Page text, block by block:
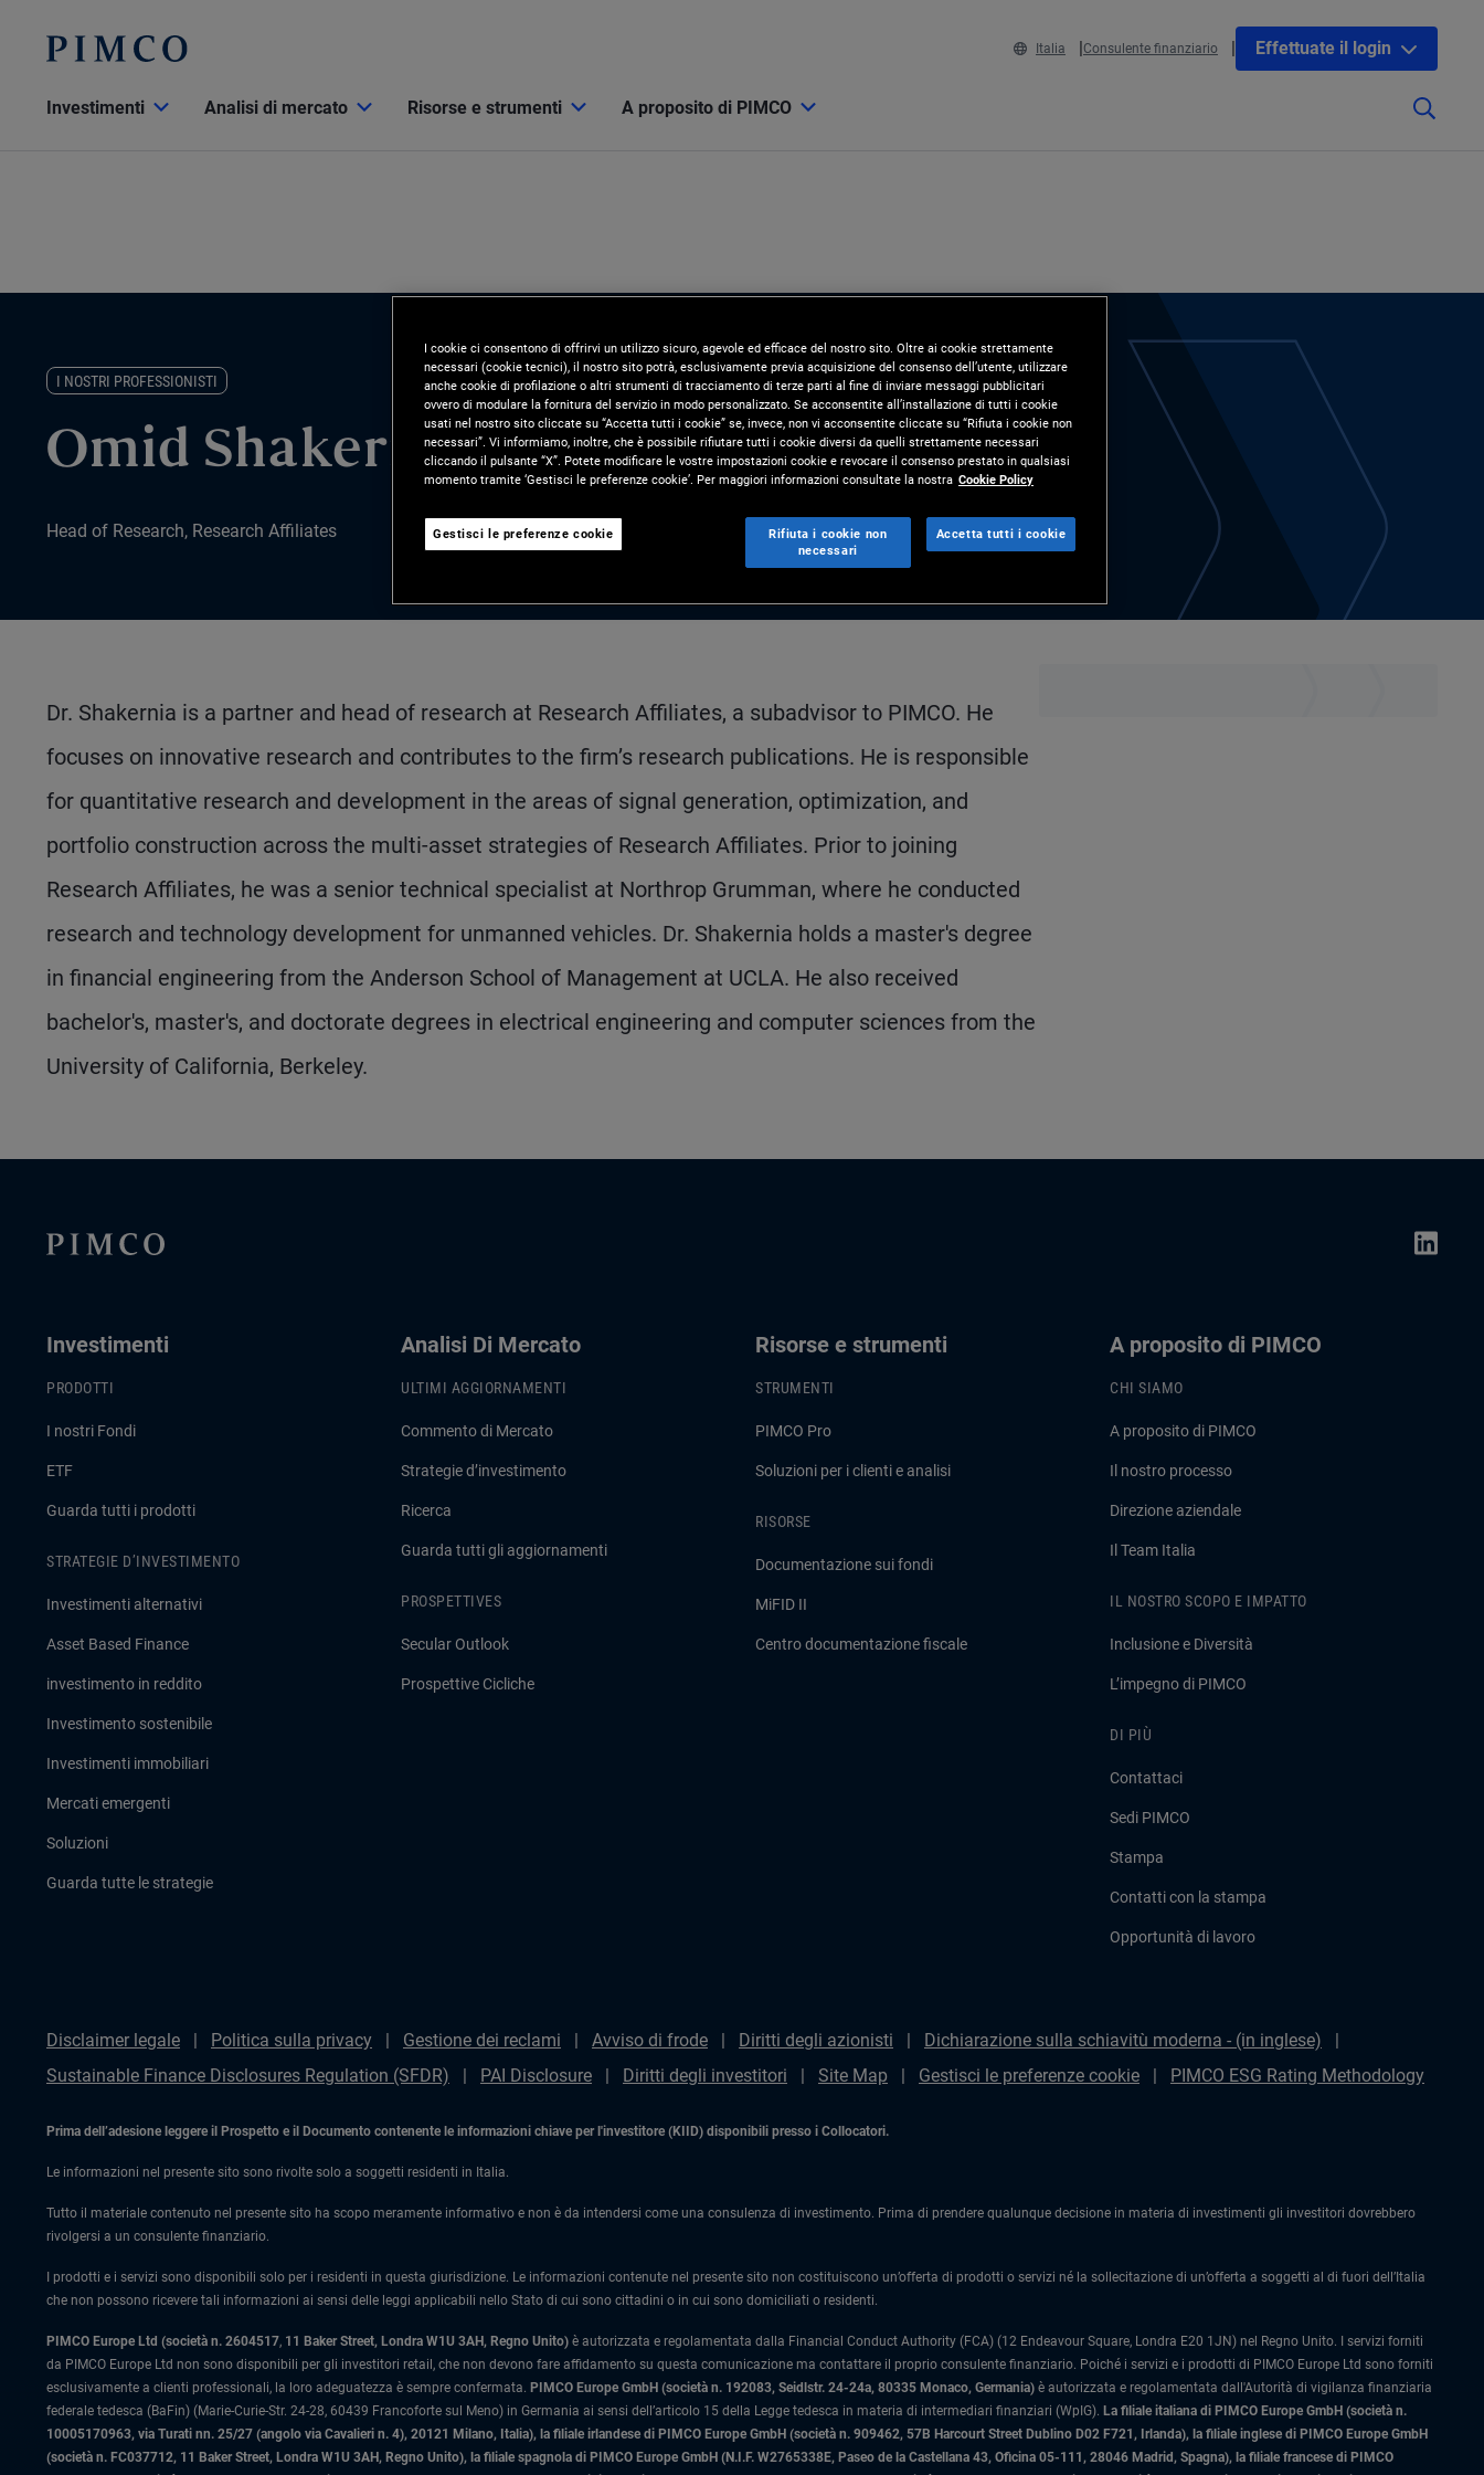
Italia Consulente finanziario Effettuate il login
Investimenti Analisi di mercato Risorse e strumenti A proposito di PIMCO
I NOSTRI PROFESSIONISTI
Omid Shakernia
Head of Research, Research Affiliates
Dr. Shakernia is a partner and head of research at Research Affiliates, a subadvisor to PIMCO. He
focuses on innovative research and contributes to the firm’s research publications. He is responsible
for quantitative research and development in the areas of signal generation, optimization, and
portfolio construction across the multi-asset strategies of Research Affiliates. Prior to joining
Research Affiliates, he was a senior technical specialist at Northrop Grumman, where he conducted
research and technology development for unmanned vehicles. Dr. Shakernia holds a master's degree
in financial engineering from the Anderson School of Management at UCLA. He also received
bachelor's, master's, and doctorate degrees in electrical engineering and computer sciences from the
University of California, Berkeley.
Investimenti
PRODOTTI
I nostri Fondi
ETF
Guarda tutti i prodotti
STRATEGIE D’INVESTIMENTO
Investimenti alternativi
Asset Based Finance
investimento in reddito
Investimento sostenibile
Investimenti immobiliari
Mercati emergenti
Soluzioni
Guarda tutte le strategie
Analisi Di Mercato
ULTIMI AGGIORNAMENTI
Commento di Mercato
Strategie d’investimento
Ricerca
Guarda tutti gli aggiornamenti
PROSPETTIVES
Secular Outlook
Prospettive Cicliche
Risorse e strumenti
STRUMENTI
PIMCO Pro
Soluzioni per i clienti e analisi
RISORSE
Documentazione sui fondi
MiFID II
Centro documentazione fiscale
A proposito di PIMCO
CHI SIAMO
A proposito di PIMCO
Il nostro processo
Direzione aziendale
Il Team Italia
IL NOSTRO SCOPO E IMPATTO
Inclusione e Diversità
L’impegno di PIMCO
DI PIÙ
Contattaci
Sedi PIMCO
Stampa
Contatti con la stampa
Opportunità di lavoro
Disclaimer legale Politica sulla privacy Gestione dei reclami Avviso di frode Diritti degli azionisti
Dichiarazione sulla schiavitù moderna - (in inglese)
Sustainable Finance Disclosures Regulation (SFDR)
PAI Disclosure Diritti degli investitori Site Map Gestisci le preferenze cookie PIMCO ESG Rating Methodology
Prima dell’adesione leggere il Prospetto e il Documento contenente le informazioni chiave per l'investitore (KIID) disponibili presso i Collocatori.
Le informazioni nel presente sito sono rivolte solo a soggetti residenti in Italia.
Tutto il materiale contenuto nel presente sito ha scopo meramente informativo e non è da intendersi come una consulenza di investimento. Prima di prendere qualunque decisione in materia di investimenti gli investitori dovrebbero
rivolgersi a un consulente finanziario.
I prodotti e i servizi sono disponibili solo per i residenti in questa giurisdizione. Le informazioni contenute nel presente sito non costituiscono un’offerta di prodotti o servizi né la sollecitazione di un’offerta a soggetti al di fuori dell’Italia
che non possono ricevere tali informazioni ai sensi delle leggi applicabili nello Stato di cui sono cittadini o in cui sono domiciliati o residenti.
PIMCO Europe Ltd (società n. 2604517, 11 Baker Street, Londra W1U 3AH, Regno Unito) è autorizzata e regolamentata dalla Financial Conduct Authority (FCA) (12 Endeavour Square, Londra E20 1JN) nel Regno Unito. I servizi forniti
da PIMCO Europe Ltd non sono disponibili per gli investitori retail, che non devono fare affidamento su questa comunicazione ma contattare il proprio consulente finanziario. Poiché i servizi e i prodotti di PIMCO Europe Ltd sono forniti
esclusivamente a clienti professionali, la loro adeguatezza è sempre confermata. PIMCO Europe GmbH (società n. 192083, Seidlstr. 24-24a, 80335 Monaco, Germania) è autorizzata e regolamentata dall'Autorità di vigilanza finanziaria
federale tedesca (BaFin) (Marie-Curie-Str. 24-28, 60439 Francoforte sul Meno) in Germania ai sensi dell’articolo 15 della Legge tedesca in materia di intermediari finanziari (WpIG). La filiale italiana di PIMCO Europe GmbH (società n.
10005170963, via Turati nn. 25/27 (angolo via Cavalieri n. 4), 20121 Milano, Italia), la filiale irlandese di PIMCO Europe GmbH (società n. 909462, 57B Harcourt Street Dublino D02 F721, Irlanda), la filiale inglese di PIMCO Europe GmbH
(società n. FC037712, 11 Baker Street, Londra W1U 3AH, Regno Unito), la filiale spagnola di PIMCO Europe GmbH (N.I.F. W2765338E, Paseo de la Castellana 43, Oficina 05-111, 28046 Madrid, Spagna), la filiale francese di PIMCO
I cookie ci consentono di offrirvi un utilizzo sicuro, agevole ed efficace del nostro sito. Oltre ai cookie strettamente
necessari (cookie tecnici), il nostro sito potrà, esclusivamente previa acquisizione del consenso dell’utente, utilizzare
anche cookie di profilazione o altri strumenti di tracciamento di terze parti al fine di inviare messaggi pubblicitari
ovvero di modulare la fornitura del servizio in modo personalizzato. Se acconsentite all’installazione di tutti i cookie
usati nel nostro sito cliccate su “Accetta tutti i cookie” se, invece, non vi acconsentite cliccate su “Rifiuta i cookie non
necessari”. Vi informiamo, inoltre, che è possibile rifiutare tutti i cookie diversi da quelli strettamente necessari
cliccando il pulsante “X”. Potete modificare le vostre impostazioni cookie e revocare il consenso prestato in qualsiasi
momento tramite ‘Gestisci le preferenze cookie’. Per maggiori informazioni consultate la nostra Cookie Policy
Gestisci le preferenze cookie
Rifiuta i cookie non
necessari
Accetta tutti i cookie